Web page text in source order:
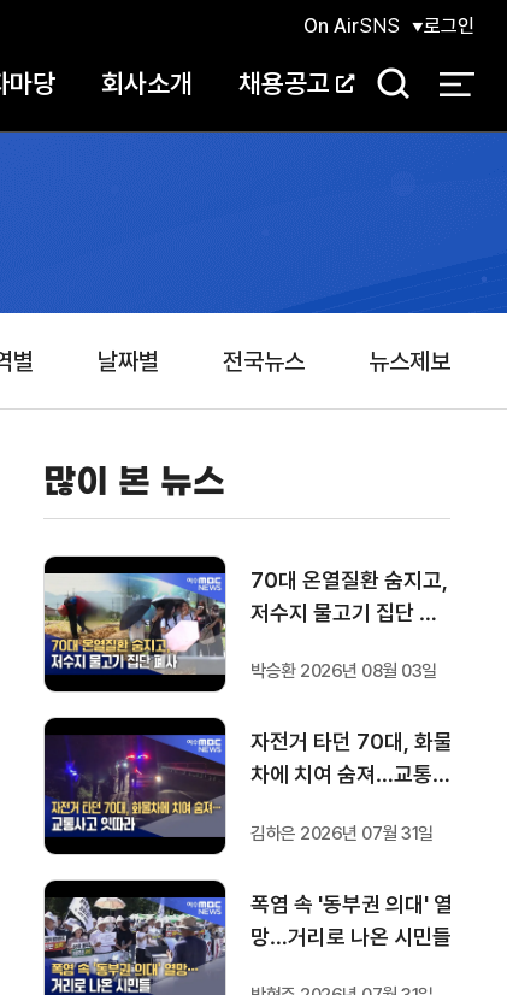
마당 회사소개 채용공고
On AirSNS 로그인
검
별 날짜별 전국뉴스 뉴스제보
많이 본 뉴스
70대 온열질환 숨지고,
저수지 물고기 집단 폐
박승환 2026년 08월 03일
자전거 타던 70대, 화물
차에 치여 숨져…교통사
김하은 2026년 07월 31일
폭염 속 '동부권 의대' 열
망…거리로 나온 시민들